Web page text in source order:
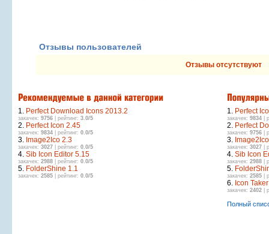
Отзывы пользователей
Отзывы отсутствуют
1. Perfect Download Icons 2013.2
закачек: 9756 | рейтинг: 3.0/5
2. Perfect Icon 2.45
закачек: 9834 | рейтинг: 0.0/5
3. Image2Ico 2.3
закачек: 3027 | рейтинг: 0.0/5
4. Sib Icon Editor 5.15
закачек: 2988 | рейтинг: 0.0/5
5. FolderShine 1.1
закачек: 2585 | рейтинг: 0.0/5
1. Perfect
закачек: 9834 |
2. Perfect
закачек: 9756 |
3.
закачек: 3027 |
4. Sib Icon
закачек: 2988 |
5.
закачек: 2585 |
6. Icon
закачек: 2402 |
Полный